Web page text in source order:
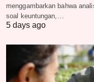
menggambarkan bahwa
soal keuntungan,…
5 days ago